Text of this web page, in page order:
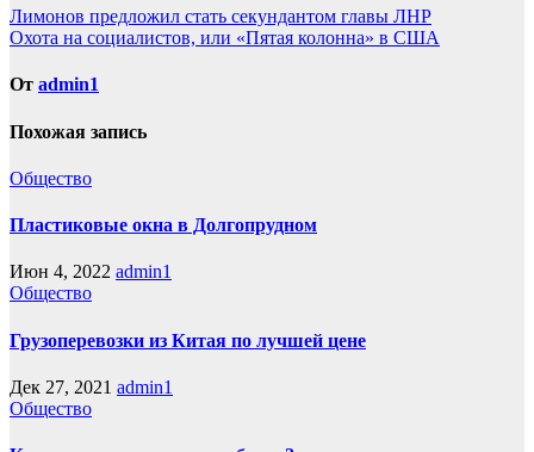
Навигация
по
записям
Лимонов предложил стать секундантом главы ЛНР
Охота на социалистов, или «Пятая колонна» в США
От admin1
Похожая запись
Общество
Пластиковые окна в Долгопрудном
Июн 4, 2022 admin1
Общество
Грузоперевозки из Китая по лучшей цене
Дек 27, 2021 admin1
Общество